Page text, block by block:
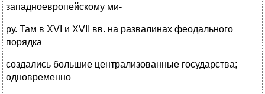
западноевропейскому ми-
ру. Там в XVI и XVII вв. на развалинах феодального
порядка
создались большие централизованные государства;
одновременно